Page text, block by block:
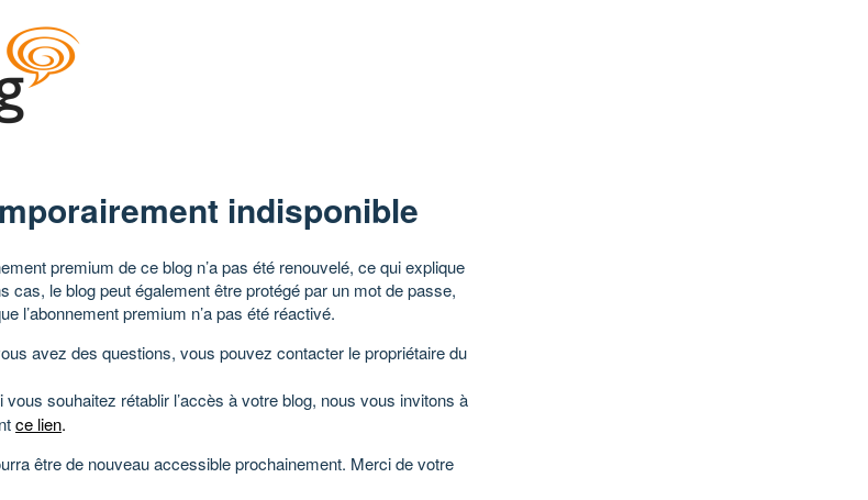
indisponible
premium de ce blog n’a pas été renouvelé, ce qui explique
cas, le blog peut également être protégé par un mot de passe,
l’abonnement premium n’a pas été réactivé.
avez des questions, vous pouvez contacter le propriétaire du
vous souhaitez rétablir l’accès à votre blog, nous vous invitons à
ce lien.
être de nouveau accessible prochainement. Merci de votre